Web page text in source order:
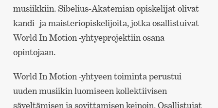
musiikkiin. Sibelius-Akatemian opiskelijat olivat
kandi- ja maisteriopiskelijoita, jotka osallistuivat
World In Motion -yhtyeprojektiin osana
opintojaan.
World In Motion -yhtyeen toiminta perustui
uuden musiikin luomiseen kollektiivisen
säveltämisen ja sovittamisen keinoin. Osallistujat